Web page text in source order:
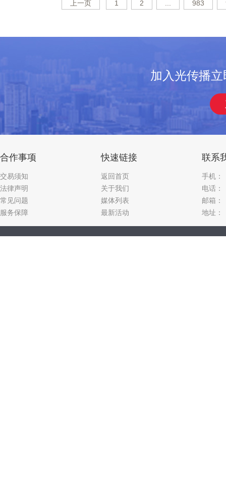
上一页 1 2 983
加入光传播
合作事项
交易须知
法律声明
常见问题
服务保障
快速链接
返回首页
关于我们
媒体列表
最新活动
联系
手机：
电话：
邮箱：
地址：